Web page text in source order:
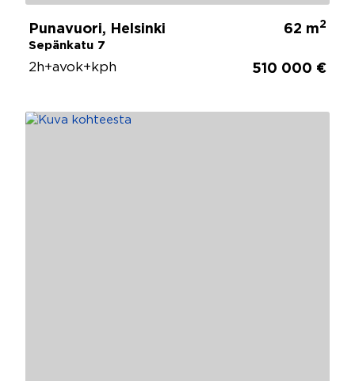
Punavuori, Helsinki
Sepänkatu 7
62 m2
2h+avok+kph 510 000 €